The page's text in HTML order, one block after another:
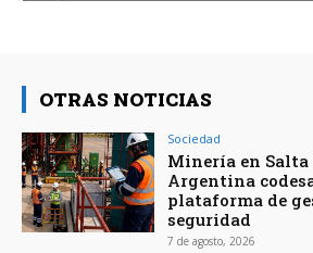
OTRAS NOTICIAS
Sociedad
Minería en Salta |
Argentina
plataforma de
seguridad
7 de agosto, 2026